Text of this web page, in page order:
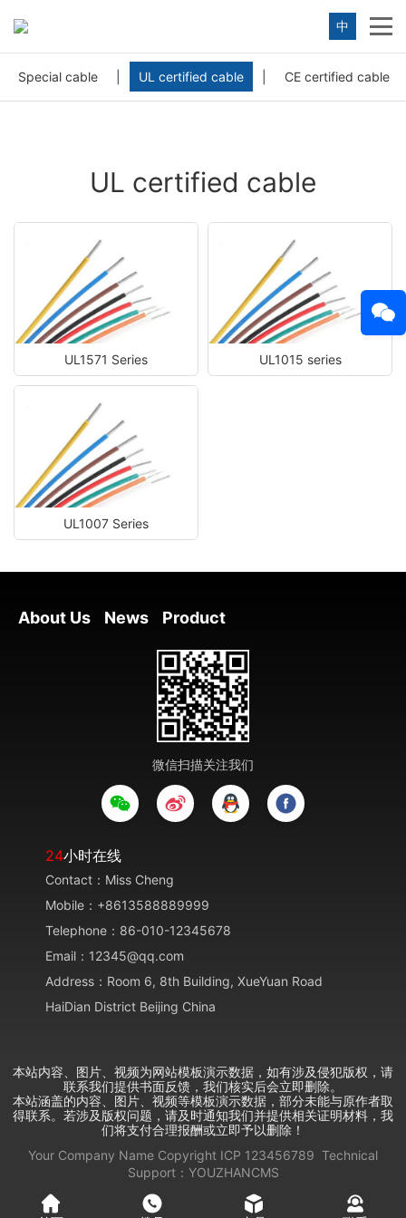
中
Special cable UL certified cable CE certified cable
UL certified cable
UL1571 Series UL1015 series
UL1007 Series
About Us News Product
微信扫描关注我们
24小时在线
Contact：Miss Cheng
Mobile：+8613588889999
Telephone：86-010-12345678
Email：12345@qq.com
Address：Room 6, 8th Building, XueYuan Road
HaiDian District Beijing China
本站内容、图片、视频为网站模板演示数据，如有涉及侵犯版权，请
联系我们提供书面反馈，我们核实后会立即删除。
本站涵盖的内容、图片、视频等模板演示数据，部分未能与原作者取
得联系。若涉及版权问题，请及时通知我们并提供相关证明材料，我
们将支付合理报酬或立即予以删除！
Your Company Name Copyright ICP 123456789 Technical
Support： YOUZHANCMS